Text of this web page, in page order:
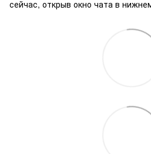
сейчас, открыв окно чата в